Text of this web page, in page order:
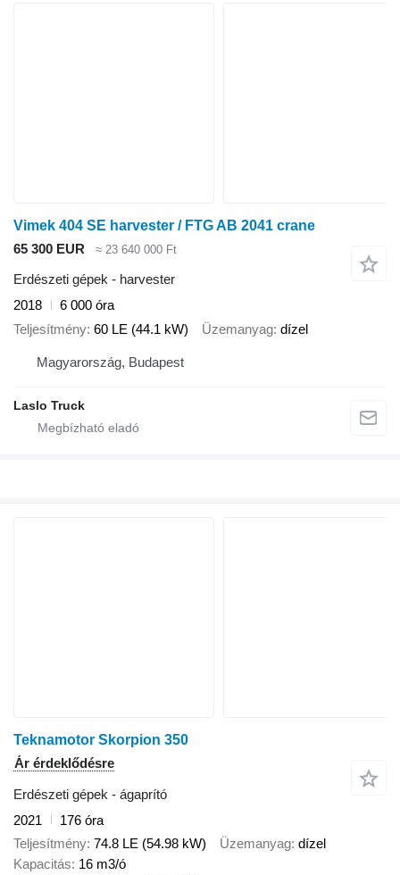
Vimek 404 SE harvester / FTG AB 2041 crane
65 300 EUR
≈ 23 640 000 Ft
Erdészeti gépek - harvester
2018
6 000 óra
Teljesítmény 60 LE (44.1 kW) Üzemanyag dízel
Magyarország, Budapest
Laslo Truck
Teknamotor Skorpion 350
Ár érdeklődésre
Erdészeti gépek - ágaprító
2021
176 óra
Teljesítmény 74.8 LE (54.98 kW) Üzemanyag dízel
Kapacitás 16 m3/ó